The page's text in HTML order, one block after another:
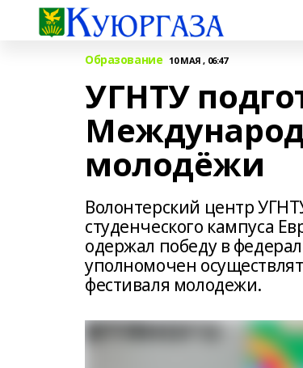
Образование 10 МАЯ , 06:47
УГНТУ
молодёжи
Волонтерский центр
студенческого кампуса
одержал победу в
уполномочен
фестиваля молодежи.